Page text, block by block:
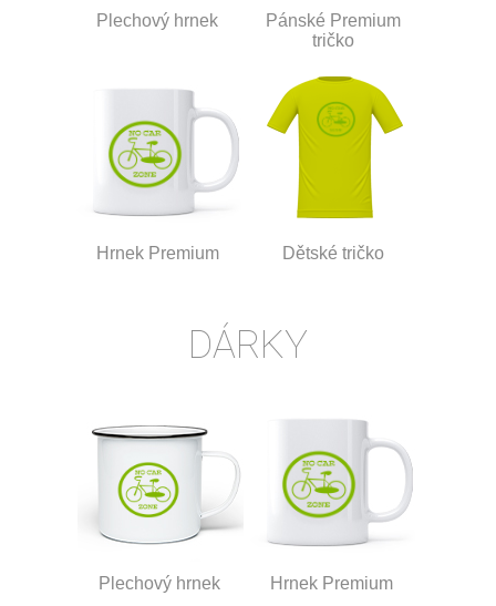
Plechový hrnek
Pánské Premium
tričko
Hrnek Premium Dětské tričko
DÁRKY
Plechový hrnek Hrnek Premium